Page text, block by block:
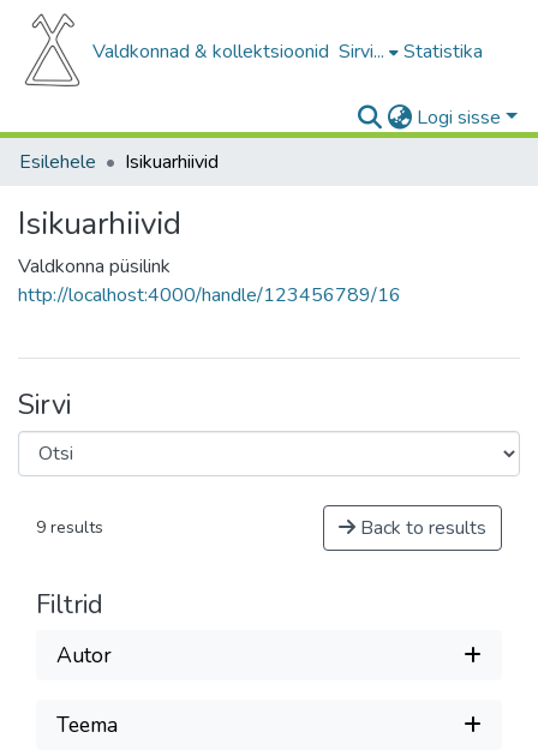
Valdkonnad & kollektsioonid Sirvi... Statistika
Logi sisse
Esilehele
Isikuarhiivid
Isikuarhiivid
Valdkonna püsilink
http://localhost:4000/handle/123456789/16
Sirvi
9 results Back to results
Filtrid
Autor
Teema